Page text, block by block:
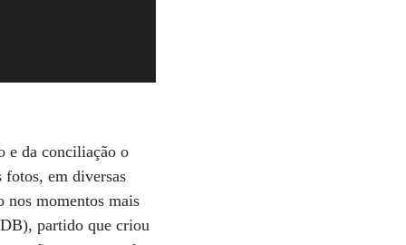
e da conciliação o
fotos, em diversas
nos momentos mais
partido que criou